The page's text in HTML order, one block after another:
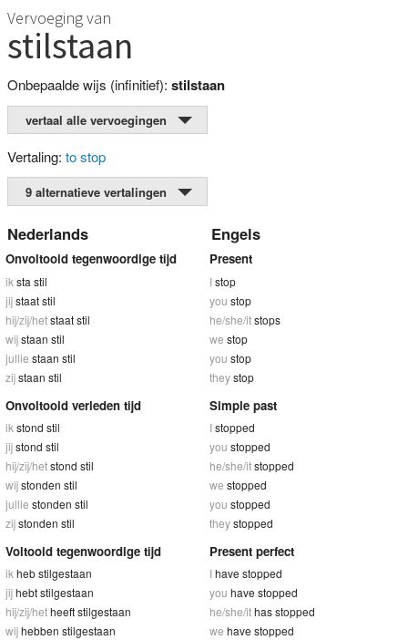
Vervoeging van
stilstaan
Onbepaalde wijs (infinitief): stilstaan
vertaal alle vervoegingen
Vertaling: to stop
9 alternatieve vertalingen
Nederlands Engels
Onvoltooid tegenwoordige tijd
ik sta stil
jijstaat stil
hij/zij/hetstaat stil
wijstaan stil
jullie staan stil
zijstaan stil
Present
Istop
you stop
he/she/itstops
we stop
you stop
theystop
Onvoltooid verleden tijd
ik stond stil
jijstond stil
hij/zij/hetstond stil
wijstonden stil
jullie stonden stil
zijstonden stil
Simple past
Istopped
you stopped
he/she/itstopped
we stopped
you stopped
theystopped
Voltooid tegenwoordige tijd
ikheb stilgestaan
jijhebt stilgestaan
hij/zij/hetheeft stilgestaan
wijhebben stilgestaan
Present perfect
Ihave stopped
you have stopped
he/she/ithas stopped
we have stopped